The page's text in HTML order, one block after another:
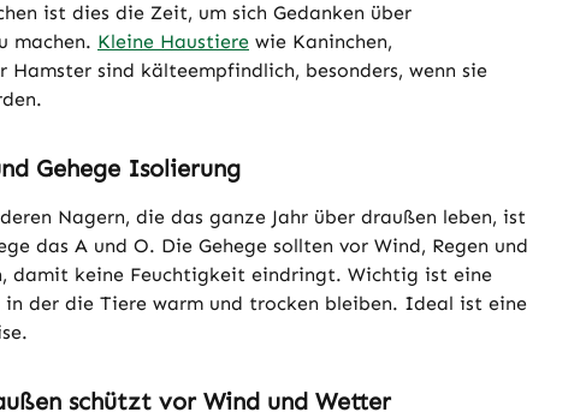
ist dies die Zeit, um sich Gedanken über
machen. Kleine Haustiere wie Kaninchen,
Hamster sind kälteempfindlich, besonders, wenn sie
Gehege Isolierung
Nagern, die das ganze Jahr über draußen leben, ist
das A und O. Die Gehege sollten vor Wind, Regen und
damit keine Feuchtigkeit eindringt. Wichtig ist eine
in der die Tiere warm und trocken bleiben. Ideal ist eine
schützt vor Wind und Wetter